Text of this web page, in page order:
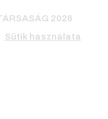
2026
Sütik használata